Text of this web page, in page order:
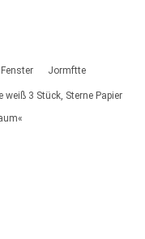
Jormftte
3 Stück, Sterne Papier